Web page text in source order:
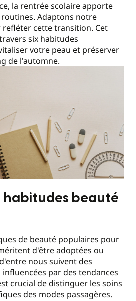
la rentrée scolaire apporte
Adaptons notre
cette transition. Cet
six habitudes
votre peau et préserver
de l'automne.
habitudes beauté
de beauté populaires pour
d'être adoptées ou
nous suivent des
par des tendances
crucial de distinguer les soins
des modes passagères.